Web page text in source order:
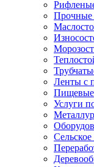
Прочные
Ленты с
Пищевые
Услуги
Сельское